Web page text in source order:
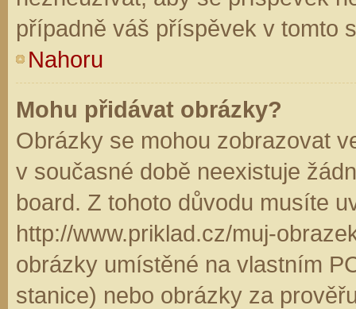
případně váš příspěvek v tomto
Nahoru
Mohu přidávat obrázky?
Obrázky se mohou zobrazovat
v současné době neexistuje
board. Z tohoto důvodu musíte
http://www.priklad.cz/muj-
obrázky umístěné na vlastním
stanice) nebo obrázky za